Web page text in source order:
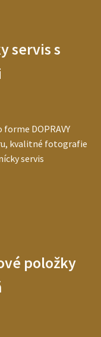
servis s
DOPRAVY
kvalitné fotografie
servis
položky